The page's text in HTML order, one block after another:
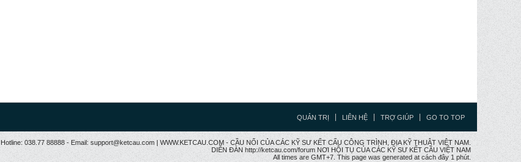
QUẢN TRỊ LIÊN HỆ TRỢ GIÚP GO TO TOP
Hotline: 038.77 88888 - Email: support@ketcau.com | WWW.KETCAU.COM - CẦU NỐI CỦA CÁC KỸ SƯ KẾT CẤU CÔNG TRÌNH, ĐỊA KỸ THUẬT VIỆT NAM.
DIỄN ĐÀN http://ketcau.com/forum NƠI HỘI TỤ CỦA CÁC KỸ SƯ KẾT CÂU VIỆT NAM
All times are GMT+7. This page was generated at cách đây 1 phút.